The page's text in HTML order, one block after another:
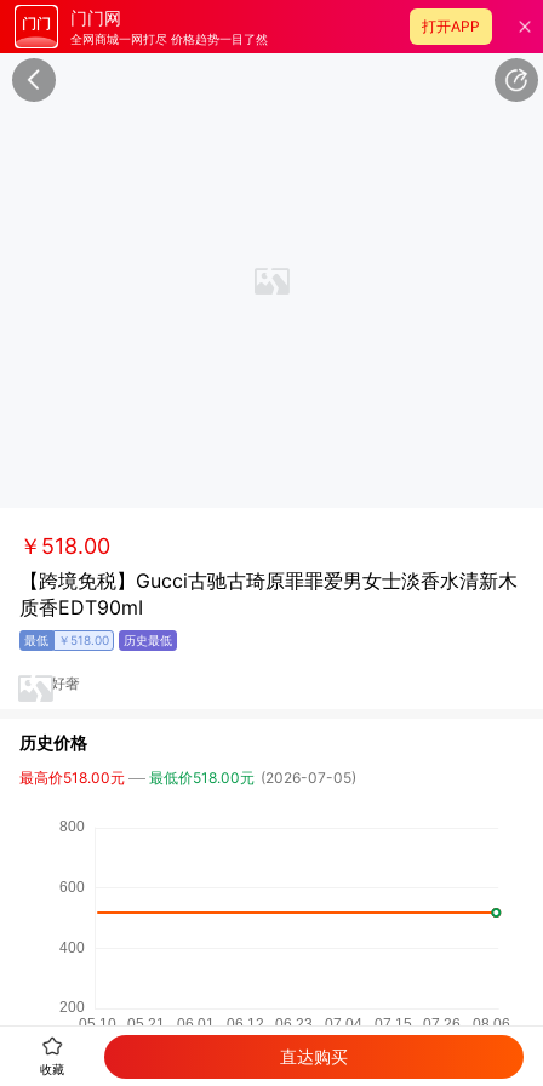
门门网
全网商城一网打尽 价格趋势一目了然
打开APP
￥518.00
【跨境免税】Gucci古驰古琦原罪罪爱男女士淡香水清新木
质香EDT90mI
￥518.00
好奢
历史价格
最高价518.00元 最低价518.00元 (2026-07-05)
相关商品
收藏
直达购买